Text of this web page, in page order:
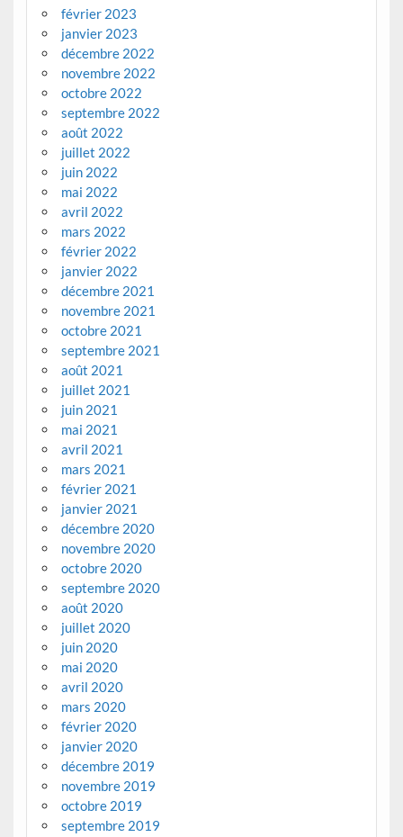
février 2023
janvier 2023
décembre 2022
novembre 2022
octobre 2022
septembre 2022
août 2022
juillet 2022
juin 2022
mai 2022
avril 2022
mars 2022
février 2022
janvier 2022
décembre 2021
novembre 2021
octobre 2021
septembre 2021
août 2021
juillet 2021
juin 2021
mai 2021
avril 2021
mars 2021
février 2021
janvier 2021
décembre 2020
novembre 2020
octobre 2020
septembre 2020
août 2020
juillet 2020
juin 2020
mai 2020
avril 2020
mars 2020
février 2020
janvier 2020
décembre 2019
novembre 2019
octobre 2019
septembre 2019